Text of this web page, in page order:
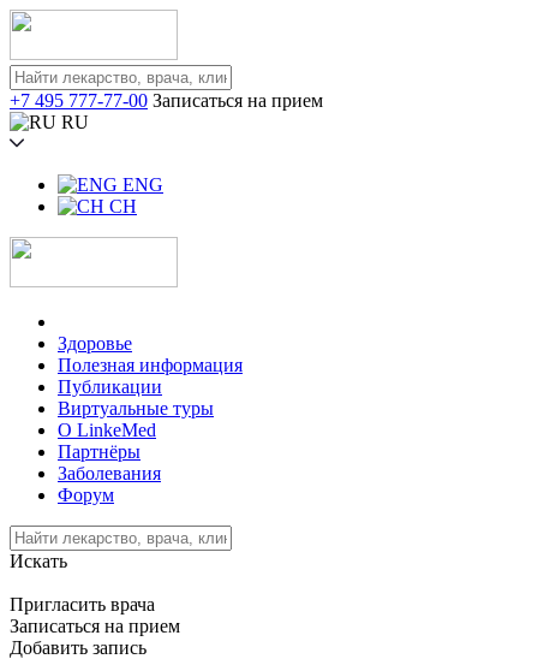
+7 495 777-77-00 Записаться на прием
RU
ENG
CH
Здоровье
Полезная информация
Публикации
Виртуальные туры
О LinkeMed
Партнёры
Заболевания
Форум
Искать
Пригласить врача
Записаться на прием
Добавить запись